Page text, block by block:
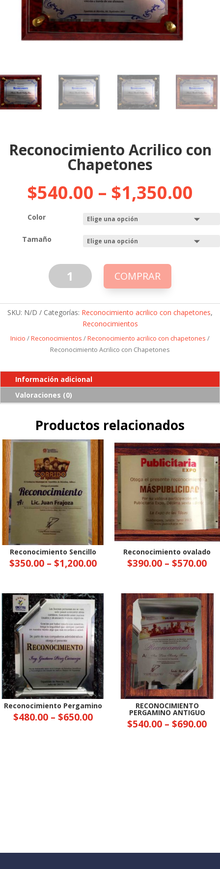
Reconocimiento Acrilico con
Chapetones
$540.00 – $1,350.00
Color
Tamaño
Reconocimiento
Acrilico
Chapetones
cantidad
COMPRAR
SKU: N/D Categorías: Reconocimiento acrilico con chapetones,
Reconocimientos
Inicio /Reconocimientos /Reconocimiento acrilico con chapetones /
Reconocimiento Acrilico con Chapetones
Información adicional
Valoraciones (0)
Productos relacionados
Reconocimiento Sencillo
$350.00– $1,200.00
Reconocimiento ovalado
$390.00 –$570.00
Reconocimiento Pergamino
$480.00– $650.00
RECONOCIMIENTO
PERGAMINO ANTIGUO
$540.00 –$690.00